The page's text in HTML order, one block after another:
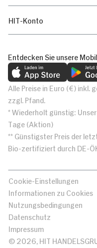
HIT-Konto
Entdecken Sie unsere
Alle Preise in Euro (€) inkl.
zzgl. Pfand.
* Wiederholt günstig:
Tage (Aktion)
** Günstigster Preis der
Bio-zertifiziert durch DE-
Cookie-Einstellungen
Informationen zu Cookies
Nutzungsbedingungen
Datenschutz
Impressum
© 2026, HIT